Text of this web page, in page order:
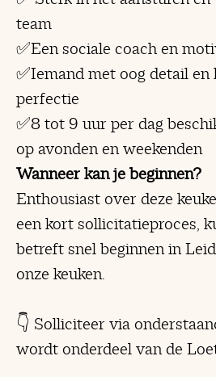
team
✅Een sociale coach en
✅Iemand met oog detail
perfectie
✅8 tot 9 uur per dag
op avonden en weekenden
Wanneer kan je beginnen?
Enthousiast over deze
een kort sollicitatieproces,
betreft snel beginnen in
onze keuken.
👇 Solliciteer via
wordt onderdeel van de